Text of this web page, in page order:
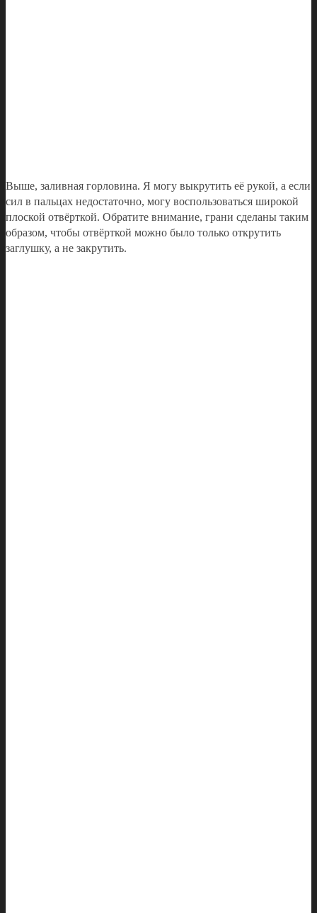
Выше, заливная горловина. Я могу выкрутить её рукой, а если
сил в пальцах недостаточно, могу воспользоваться широкой
плоской отвёрткой. Обратите внимание, грани сделаны таким
образом, чтобы отвёрткой можно было только открутить
заглушку, а не закрутить.